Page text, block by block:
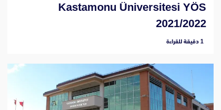
Kastamonu Üniversitesi YÖS
2021/2022
‫1 دقيقة للقراءة